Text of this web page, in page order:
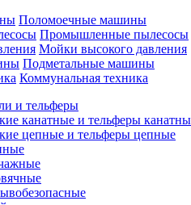
Поломоечные машины
Промышленные пылесосы
Мойки высокого давления
Подметальные машины
Коммунальная техника
и тельферы
канатные и тельферы
цепные и тельферы цепные